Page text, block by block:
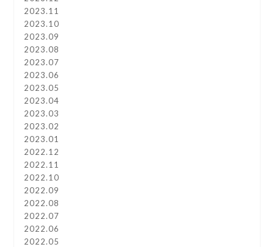
2023.11
2023.10
2023.09
2023.08
2023.07
2023.06
2023.05
2023.04
2023.03
2023.02
2023.01
2022.12
2022.11
2022.10
2022.09
2022.08
2022.07
2022.06
2022.05